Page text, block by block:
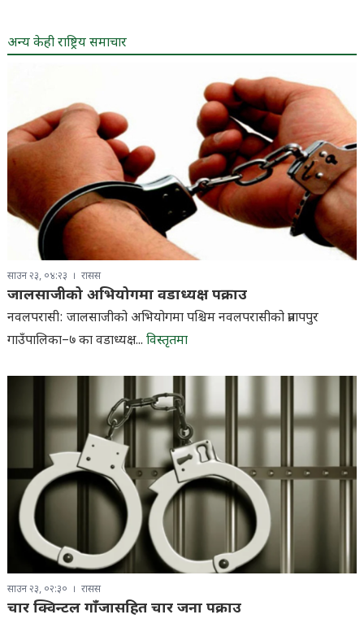
अन्य केही राष्ट्रिय समाचार
साउन २३, ०४:२३ रासस
जालसाजीको अभियोगमा वडाध्यक्ष पक्राउ
नवलपरासी: जालसाजीको अभियोगमा पश्चिम नवलपरासीको प्रतापपुर
गाउँपालिका–७ का वडाध्यक्ष... विस्तृतमा
साउन २३, ०२:३० रासस
चार क्विन्टल गाँजासहित चार जना पक्राउ